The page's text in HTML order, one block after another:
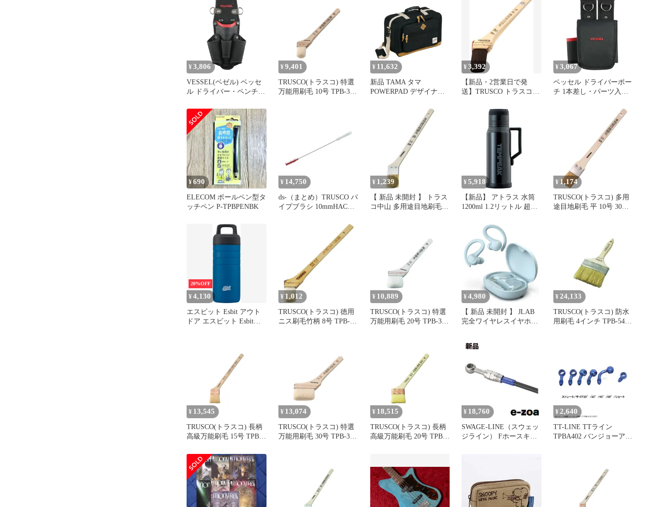
10&ボールグリップ クイ
ックキャッチャー 2個組
(赤・黄) ビットホルダー
QB-22K2RYym d516e0ee
¥ 3,806
VESSEL(ベゼル) ベッセ
ル ドライバー・ペンチホ
ールに最適 TPH-40 1
¥ 9,401
TRUSCO(トラスコ) 特選
万能用刷毛 10号 TPB-341
¥ 11,632
新品 TAMA タマ
POWERPAD デザイナー
ル/ツイン兼用 ドラムペ
ダルバッグ ブラック
¥3,392
【新品・2営業日で発
送】TRUSCO トラスコ中
鉄骨用刷毛１０号 TPB-
211 2547805
¥ 3,067
ベッセル ドライバーポー
チ 1本差し・パーツ入れ
¥690
ELECOM ボールペン型タ
ッチペン P-TPBPENBK
¥ 14,750
ds-（まとめ）TRUSCO パ
イプブラシ 10mmHACCP
¥ 1,239
【 新品 未開封 】 トラス
コ中山 多用途目地刷毛
¥ 5,918
【新品】 アトラス 水筒
1200ml 1.2リットル 超保
ンレス ボトル 保温保冷
キャンプ アウトドア 登
山 スポーツドリンク対応
白湯 テンピーク ブラッ
ク ATPB-1200BK 1
¥ 1,174
TRUSCO(トラスコ) 多用
途目地刷毛 平 10号 30mm
20%OFF
¥4,130
エスビット Esbit アウト
ドア エスビット Esbit保
レス 頑丈 滑り止め オフ
ィス ビジネス マイボト
ーブルー
¥ 1,012
TRUSCO(トラスコ) 徳用
ニス刷毛竹柄 8号 TPB-
¥ 10,889
TRUSCO(トラスコ) 特選
万能用刷毛 20号 TPB-342
¥ 4,980
【 新品 未開封 】 JLAB
完全ワイヤレスイヤホン
応 ] Light Blue
使用 送料無料
¥ 24,133
TRUSCO(トラスコ) 防水
用刷毛 4インチ TPB-541
¥ 13,545
TRUSCO(トラスコ) 長柄
高級万能刷毛 15号 TPB-
0
¥ 13,074
TRUSCO(トラスコ) 特選
万能用刷毛 30号 TPB-343
¥ 18,515
TRUSCO(トラスコ) 長柄
高級万能刷毛 20号 TPB-
¥ 18,760
SWAGE-LINE（スウェッ
ジライン） Fホースキッ
¥ 2,640
TT-LINE TTライン
TPBA402 バンジョーアダ